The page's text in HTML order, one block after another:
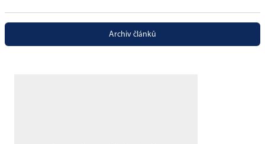
Archiv článků